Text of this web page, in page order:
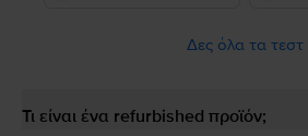
Δες όλα τα τεστ
Τι είναι ένα refurbished προϊόν;